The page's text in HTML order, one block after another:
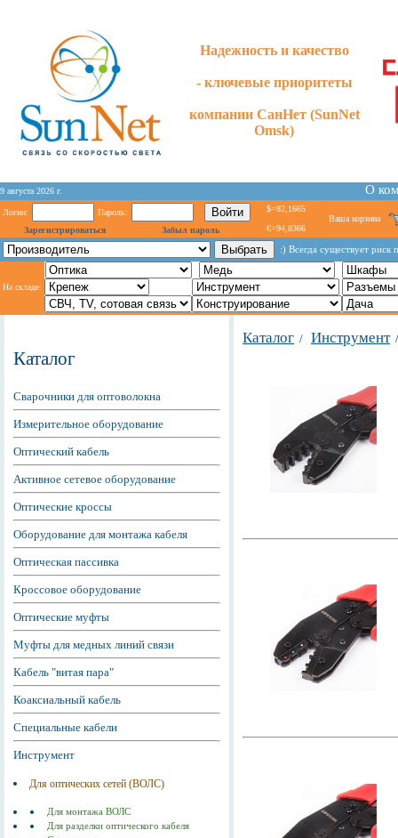
Надежность и качество
- ключевые приоритеты
компании СанНет (SunNet
Omsk)
9 августа 2026 г. О
Логин:
Пароль:
Зарегистрироваться
Забыл пароль
$=82,1665
€=94,8366
Ваша корзина
:) Всегда существует риск
На складе:
Каталог
Сварочники для оптоволокна
Измерительное оборудование
Оптический кабель
Активное сетевое оборудование
Оптические кроссы
Оборудование для монтажа кабеля
Оптическая пассивка
Кроссовое оборудование
Оптические муфты
Муфты для медных линий связи
Кабель "витая пара"
Коаксиальный кабель
Специальные кабели
Инструмент
Для оптических сетей (ВОЛС)
Для монтажа ВОЛС
Для разделки оптического кабеля
Каталог / Инструмент